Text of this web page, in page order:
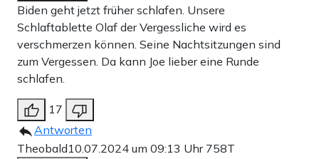
Biden geht jetzt früher schlafen. Unsere
Schlaftablette Olaf der Vergessliche wird es
verschmerzen können. Seine Nachtsitzungen sind
zum Vergessen. Da kann Joe lieber eine Runde
schlafen.
17
Antworten
Theobald10.07.2024 um 09:13 Uhr 758T